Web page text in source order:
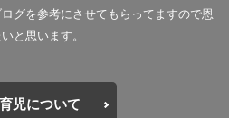
グを参考にさせてもらってますので恩
と思います。
児について